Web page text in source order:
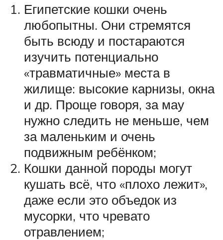
Египетские кошки очень
любопытны. Они стремятся
быть всюду и постараются
изучить потенциально
«травматичные» места в
жилище: высокие карнизы, окна
и др. Проще говоря, за мау
нужно следить не меньше, чем
за маленьким и очень
подвижным ребёнком;
Кошки данной породы могут
кушать всё, что «плохо лежит»,
даже если это объедок из
мусорки, что чревато
отравлением;